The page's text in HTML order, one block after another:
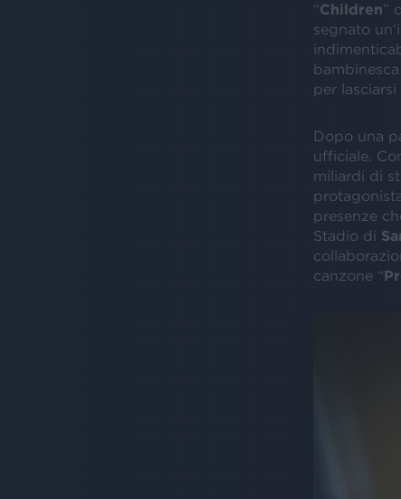
“Children”
segnato
per
Dopo una
ufficiale.
miliardi di
presenze
Stadio di
canzone “